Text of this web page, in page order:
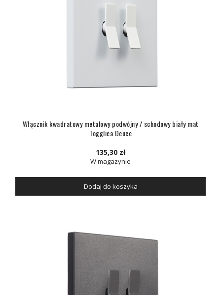
Włącznik kwadratowy metalowy podwójny / schodowy biały mat
Togglica Deuce
135,30 zł
W magazynie
Dodaj do koszyka